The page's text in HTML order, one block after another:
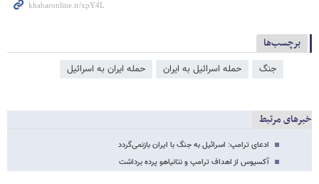
برچسب‌ها
جنگ حمله اسرائیل به ایران حمله ایران به اسرائیل
خبرهای مرتبط
ادعای ترامپ: اسرائیل به جنگ با ایران بازنمی‌گردد
آکسیوس از اهداف ترامپ و نتانیاهو پرده برداشت